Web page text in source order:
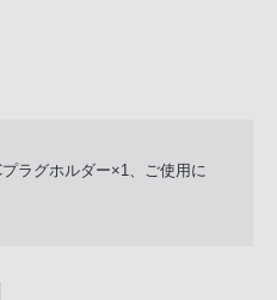
ラグホルダー×1、ご使用に